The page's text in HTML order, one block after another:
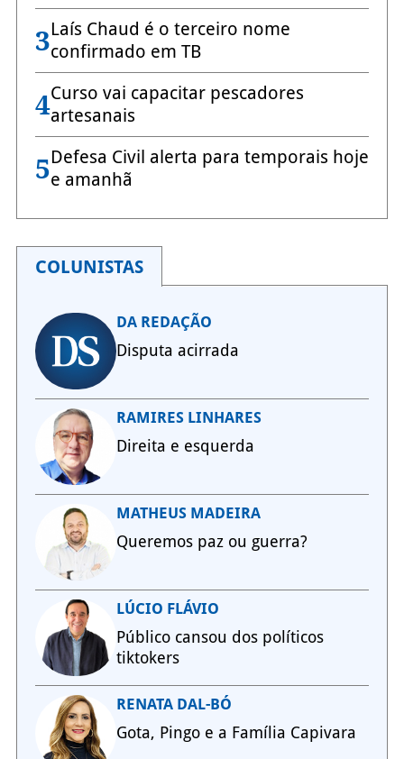
3Laís Chaud é o terceiro nome
confirmado em TB
4Curso vai capacitar pescadores
artesanais
5Defesa Civil alerta para temporais hoje
e amanhã
COLUNISTAS
DA REDAÇÃO
Disputa acirrada
RAMIRES LINHARES
Direita e esquerda
MATHEUS MADEIRA
Queremos paz ou guerra?
LÚCIO FLÁVIO
Público cansou dos políticos
tiktokers
RENATA DAL-BÓ
Gota, Pingo e a Família Capivara